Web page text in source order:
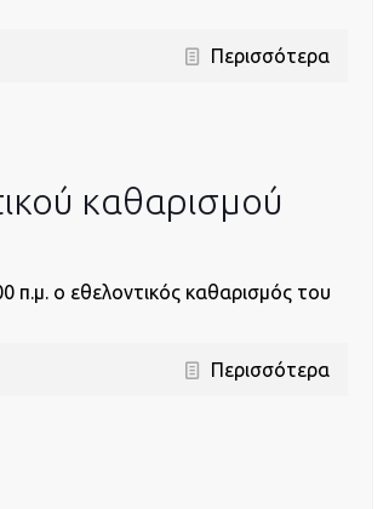
Περισσότερα
καθαρισμού
π.μ. ο εθελοντικός καθαρισμός του
Περισσότερα